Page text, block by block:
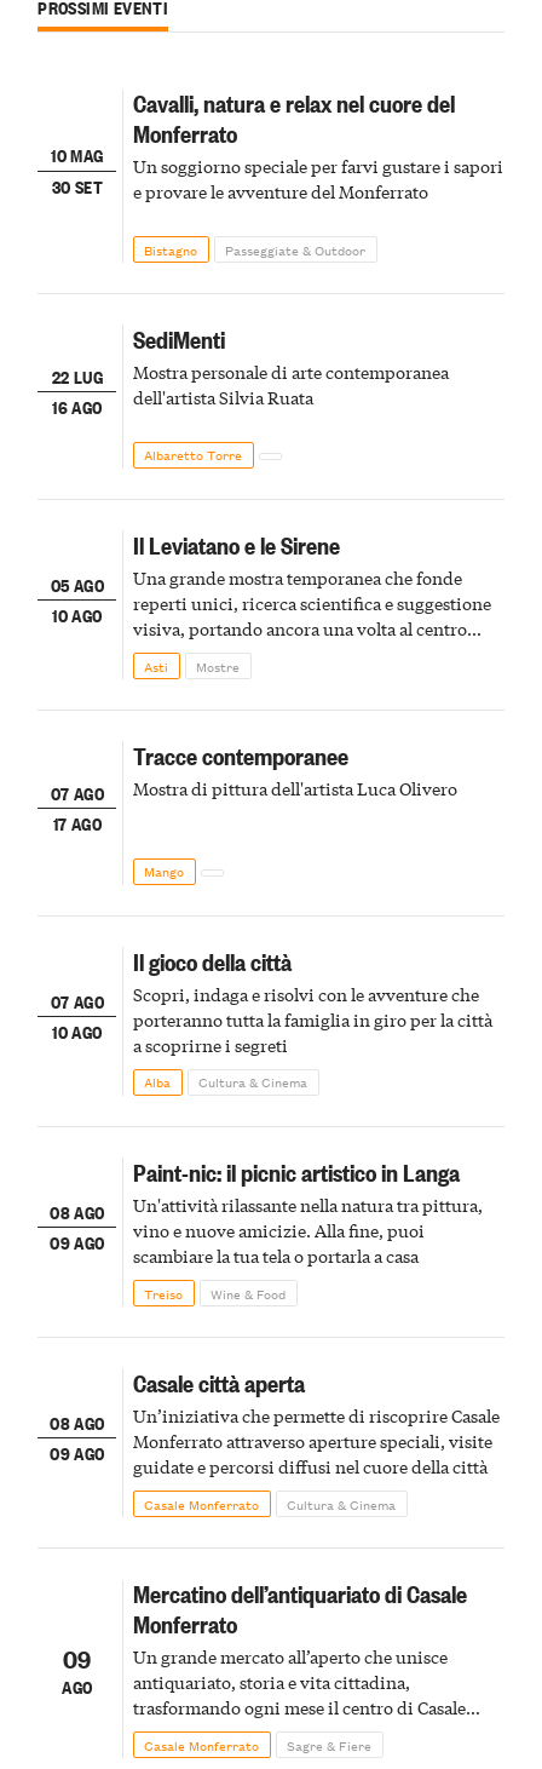
PROSSIMI EVENTI
10 MAG
30 SET
Cavalli, natura e relax nel cuore del
Monferrato
Un soggiorno speciale per farvi gustare i sapori
e provare le avventure del Monferrato
Bistagno Passeggiate & Outdoor
22 LUG
16 AGO
SediMenti
Mostra personale di arte contemporanea
dell'artista Silvia Ruata
Albaretto Torre
05 AGO
10 AGO
Il Leviatano e le Sirene
Una grande mostra temporanea che fonde
reperti unici, ricerca scientifica e suggestione
visiva, portando ancora una volta al centro
della scena le meraviglie del passato astigiano
Asti Mostre
07 AGO
17 AGO
Tracce contemporanee
Mostra di pittura dell'artista Luca Olivero
Mango
07 AGO
10 AGO
Il gioco della città
Scopri, indaga e risolvi con le avventure che
porteranno tutta la famiglia in giro per la città
a scoprirne i segreti
Alba Cultura & Cinema
08 AGO
09 AGO
Paint-nic: il picnic artistico in Langa
Un'attività rilassante nella natura tra pittura,
vino e nuove amicizie. Alla fine, puoi
scambiare la tua tela o portarla a casa
Treiso Wine & Food
08 AGO
09 AGO
Casale città aperta
Un’iniziativa che permette di riscoprire Casale
Monferrato attraverso aperture speciali, visite
guidate e percorsi diffusi nel cuore della città
Casale Monferrato Cultura & Cinema
09
AGO
Mercatino dell’antiquariato di Casale
Monferrato
Un grande mercato all’aperto che unisce
antiquariato, storia e vita cittadina,
trasformando ogni mese il centro di Casale
Monferrato in un luogo di scoperta e racconto
Casale Monferrato Sagre & Fiere